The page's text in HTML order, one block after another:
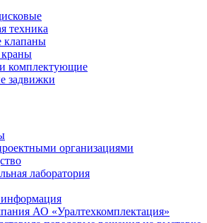
техника
клапаны
комплектующие
задвижки
организациями
лаборатория
АО «Уралтехкомплектация»